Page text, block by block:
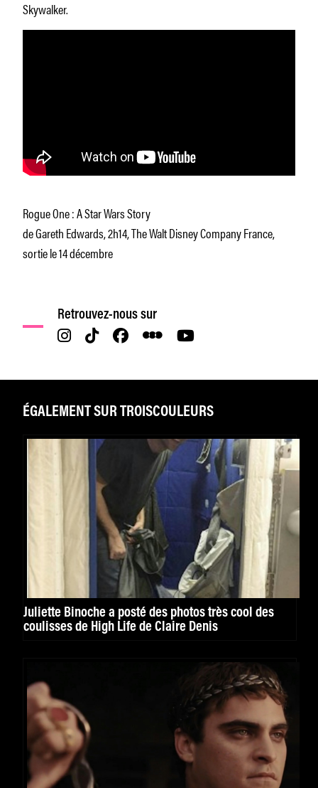
Skywalker.
Rogue One : A Star Wars Story
de Gareth Edwards, 2h14, The Walt Disney Company France,
sortie le 14 décembre
Retrouvez-nous sur
ÉGALEMENT SUR TROISCOULEURS
Juliette Binoche a posté des photos très cool des
coulisses de High Life de Claire Denis